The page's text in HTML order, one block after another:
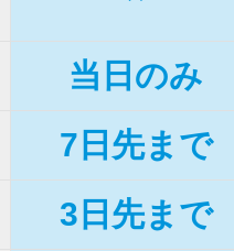
当日のみ
7日先まで
3日先まで